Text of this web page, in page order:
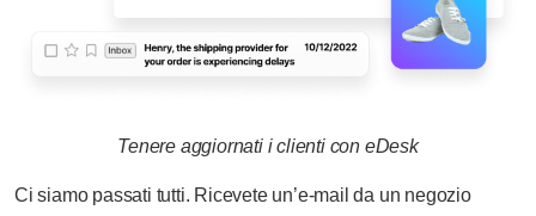
Tenere aggiornati i clienti con eDesk
Ci siamo passati tutti. Ricevete un’e-mail da un negozio